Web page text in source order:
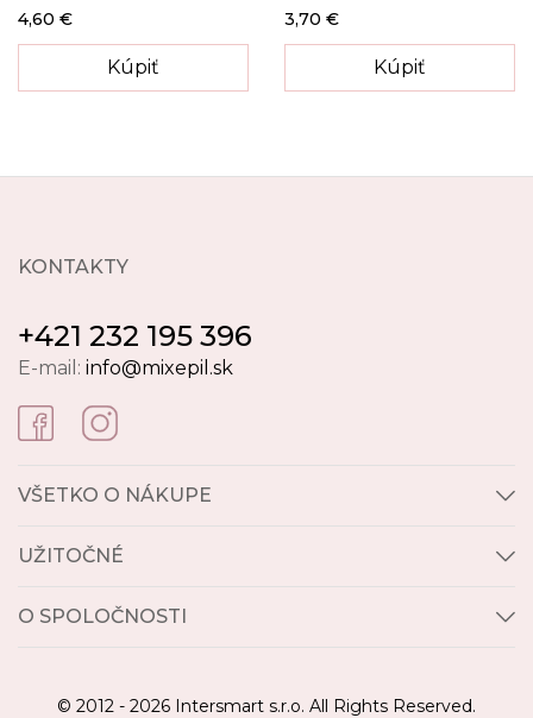
4,60 €
Kúpiť
3,70 €
Kúpiť
KONTAKTY
+421 232 195 396
E-mail: info@mixepil.sk
VŠETKO O NÁKUPE
UŽITOČNÉ
O SPOLOČNOSTI
© 2012 - 2026 Intersmart s.r.o. All Rights Reserved.